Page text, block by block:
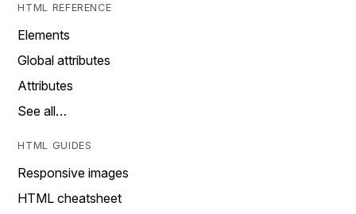
HTML REFERENCE
Elements
Global attributes
Attributes
See all…
HTML GUIDES
Responsive images
HTML cheatsheet